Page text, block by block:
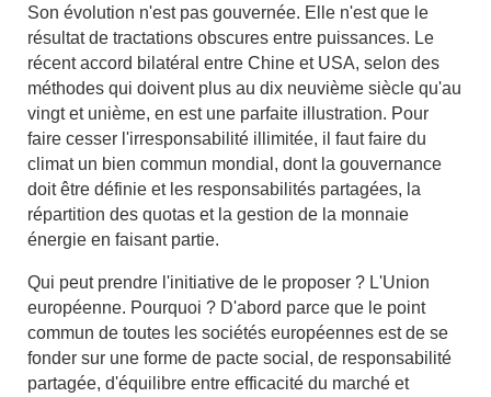
Son évolution n'est pas gouvernée. Elle n'est que le
résultat de tractations obscures entre puissances. Le
récent accord bilatéral entre Chine et USA, selon des
méthodes qui doivent plus au dix neuvième siècle qu'au
vingt et unième, en est une parfaite illustration. Pour
faire cesser l'irresponsabilité illimitée, il faut faire du
climat un bien commun mondial, dont la gouvernance
doit être définie et les responsabilités partagées, la
répartition des quotas et la gestion de la monnaie
énergie en faisant partie.
Qui peut prendre l'initiative de le proposer ? L'Union
européenne. Pourquoi ? D'abord parce que le point
commun de toutes les sociétés européennes est de se
fonder sur une forme de pacte social, de responsabilité
partagée, d'équilibre entre efficacité du marché et